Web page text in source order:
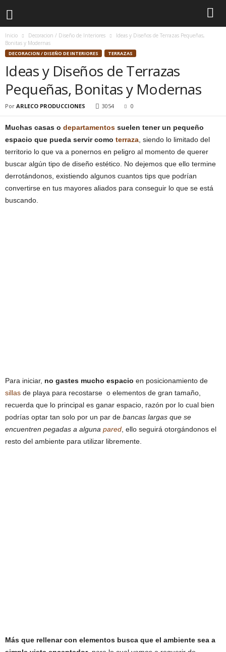
Inicio Decoracion / Diseño de Interiores
Ideas y Diseños de Terrazas Pequeñas,
Bonitas y Modernas
DECORACION / DISEÑO DE INTERIORES TERRAZAS
Ideas y Diseños de Terrazas
Pequeñas, Bonitas y Modernas
Por ARLECO PRODUCCIONES 3054 0
Muchas casas o departamentos suelen tener un pequeño
espacio que pueda servir como terraza , siendo lo limitado del
territorio lo que va a ponernos en peligro al momento de querer
buscar algún tipo de diseño estético. No dejemos que ello termine
derrotándonos, existiendo algunos cuantos tips que podrían
convertirse en tus mayores aliados para conseguir lo que se está
buscando.
Para iniciar, no gastes mucho espacio en posicionamiento de
sillas de playa para recostarse o elementos de gran tamaño,
recuerda que lo principal es ganar espacio, razón por lo cual bien
podrías optar tan solo por un par de bancas largas que se
encuentren pegadas a alguna pared , ello seguirá otorgándonos el
resto del ambiente para utilizar libremente.
Más que rellenar con elementos busca que el ambiente sea a